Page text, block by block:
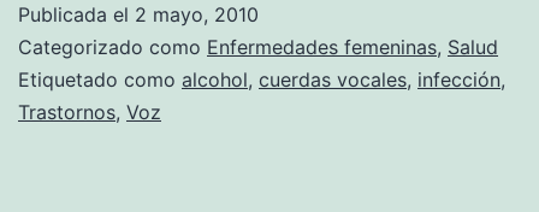
la
Disfonía
Publicada el 2 mayo, 2010
Categorizado como Enfermedades femeninas, Salud
Etiquetado como alcohol, cuerdas vocales, infección,
Trastornos, Voz